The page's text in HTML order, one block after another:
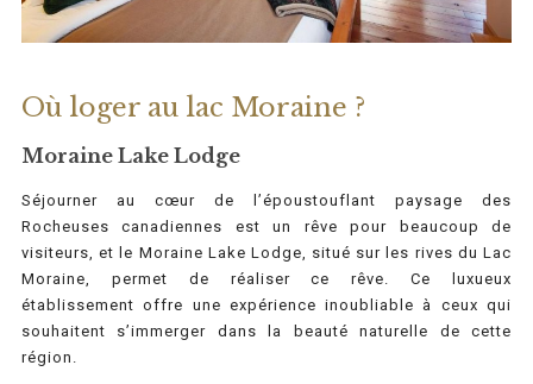
Où loger au lac Moraine ?
Moraine Lake Lodge
Séjourner au cœur de l’époustouflant paysage des
Rocheuses canadiennes est un rêve pour beaucoup de
visiteurs, et le Moraine Lake Lodge, situé sur les rives du Lac
Moraine, permet de réaliser ce rêve. Ce luxueux
établissement offre une expérience inoubliable à ceux qui
souhaitent s’immerger dans la beauté naturelle de cette
région.